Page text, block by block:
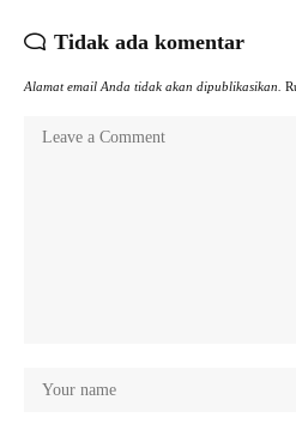
Tidak ada komentar
Alamat email Anda tidak akan dipublikasikan.